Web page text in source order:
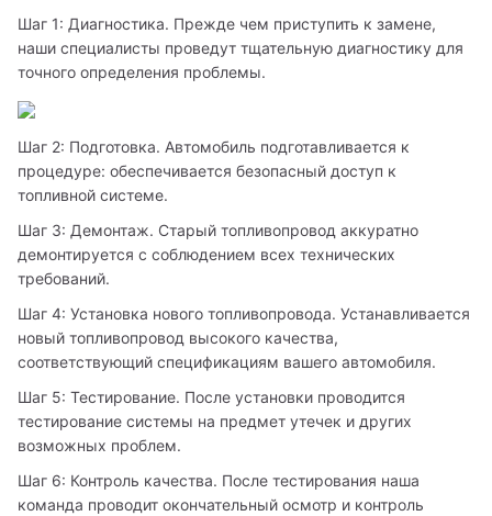
Шаг 1: Диагностика. Прежде чем приступить к замене,
наши специалисты проведут тщательную диагностику для
точного определения проблемы.
Шаг 2: Подготовка. Автомобиль подготавливается к
процедуре: обеспечивается безопасный доступ к
топливной системе.
Шаг 3: Демонтаж. Старый топливопровод аккуратно
демонтируется с соблюдением всех технических
требований.
Шаг 4: Установка нового топливопровода. Устанавливается
новый топливопровод высокого качества,
соответствующий спецификациям вашего автомобиля.
Шаг 5: Тестирование. После установки проводится
тестирование системы на предмет утечек и других
возможных проблем.
Шаг 6: Контроль качества. После тестирования наша
команда проводит окончательный осмотр и контроль